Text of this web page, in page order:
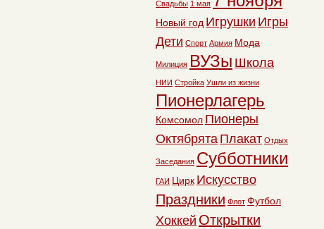
Свадьбы 1 мая
Новый год Игрушки Игры
Дети Спорт Армия Мода
Милиция ВУЗы Школа
НИИ Стройка Ушли из жизни
Пионерлагерь
Комсомол Пионеры
Октябрята Плакат Отдых
Заседания Субботники
ГАИ Цирк Искусство
Праздники Флот Футбол
Хоккей Открытки